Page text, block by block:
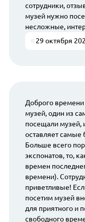
сотрудники,
музей нужно
несложные,
29 октября
Доброго времени
музей, один из
посещали музей,
оставляет самые
Больше всего
экспонатов, то,
времен
времени).
приветливые!
посетим музей
для приятного и
свободного